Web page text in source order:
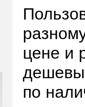
цене и
по